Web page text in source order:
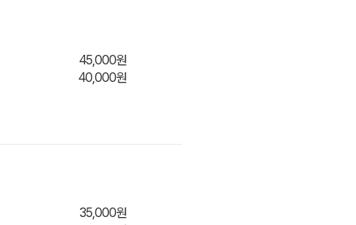
통합과학
완자 올인원 OT
45,000원
40,000원
35,000원